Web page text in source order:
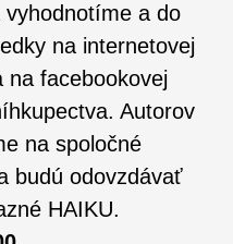
vyhodnotíme a do
na internetovej
facebookovej
Autorov
na spoločné
budú odovzdávať
HAIKU.